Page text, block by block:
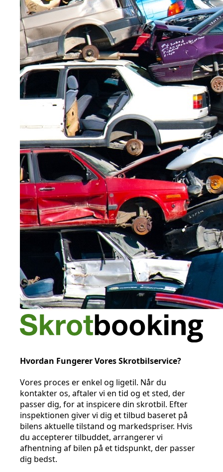
Hvordan Fungerer Vores Skrotbilservice?
Vores proces er enkel og ligetil. Når du
kontakter os, aftaler vi en tid og et sted, der
passer dig, for at inspicere din skrotbil. Efter
inspektionen giver vi dig et tilbud baseret på
bilens aktuelle tilstand og markedspriser. Hvis
du accepterer tilbuddet, arrangerer vi
afhentning af bilen på et tidspunkt, der passer
dig bedst.